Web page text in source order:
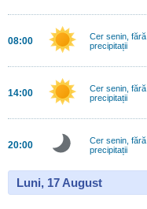
08:00
Cer senin, fără
precipitații
14:00
Cer senin, fără
precipitații
20:00
Cer senin, fără
precipitații
Luni, 17 August